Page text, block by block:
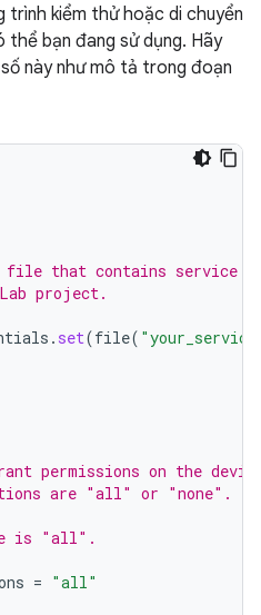
trình kiểm thử hoặc di chuyển
bạn đang sử dụng. Hãy
này như mô tả trong đoạn
that contains service
project.
. set(file(
permissions on the
are "all" or "none".
is "all".
= "all"